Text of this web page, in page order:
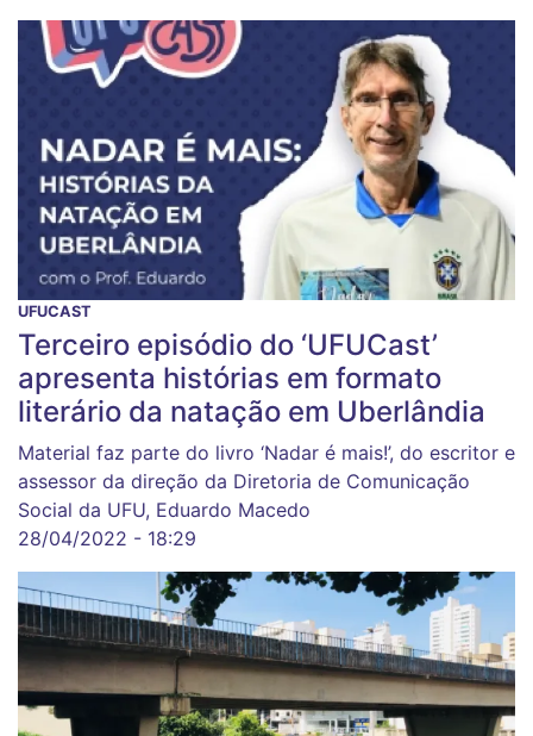
UFUCAST
Terceiro episódio do ‘UFUCast’
apresenta histórias em formato
literário da natação em Uberlândia
Material faz parte do livro ‘Nadar é mais!’, do escritor e
assessor da direção da Diretoria de Comunicação
Social da UFU, Eduardo Macedo
28/04/2022 - 18:29